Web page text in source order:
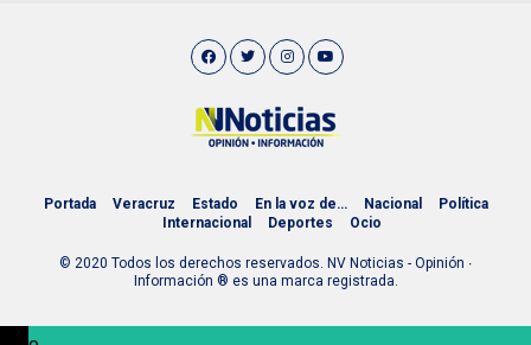
Portada Veracruz Estado En la voz de… Nacional
Política
Internacional
Deportes Ocio
© 2020 Todos los derechos reservados. NV Noticias - Opinión ∙
Información ® es una marca registrada.